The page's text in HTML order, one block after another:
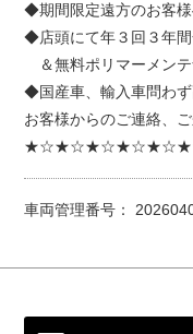
◆期間限定遠方のお客様
◆店頭にて年３回３年
＆無料ポリマーメン
◆国産車、輸入車問わ
お客様からのご連絡、
車両管理番号：